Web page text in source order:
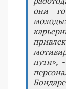
они
пути»,